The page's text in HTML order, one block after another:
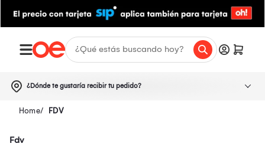
¿Dónde te gustaría recibir tu pedido?
FDV
Fdv